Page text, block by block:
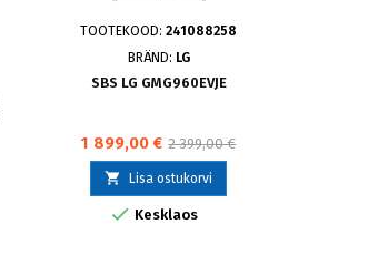
TOOTEKOOD:241088258
BRÄND: LG
SBS LG GMG960EVJE
1 899,00 € 2 399,00 €
 Lisa ostukorvi
 Kesklaos